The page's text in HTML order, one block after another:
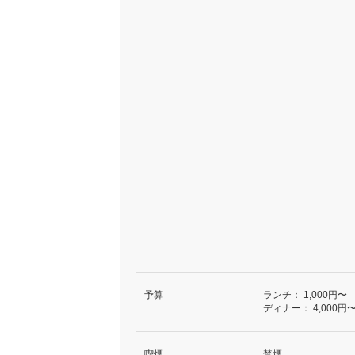
予算 ランチ：
1,000円〜
ディナー： 4,000円